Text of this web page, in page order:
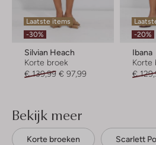
Laatste items
-30%
Silvian Heach
Korte broek
€ 139,99 € 97,99
-20%
Ibana
Korte
€
Bekijk meer
Korte broeken Scarlett